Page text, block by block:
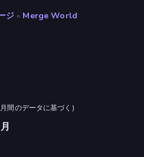
ジ » Merge World
間のデータに基づく )